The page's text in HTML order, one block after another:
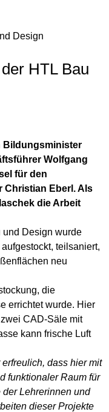
Design
HTL Bau
Bildungsminister
Wolfgang
für den
Christian Eberl. Als
die Arbeit
und Design wurde
aufgestockt, teilsaniert,
neu
die
errichtet wurde. Hier
CAD-Säle mit
kann frische Luft
dass hier mit
funktionaler Raum für
Lehrerinnen und
dieser Projekte